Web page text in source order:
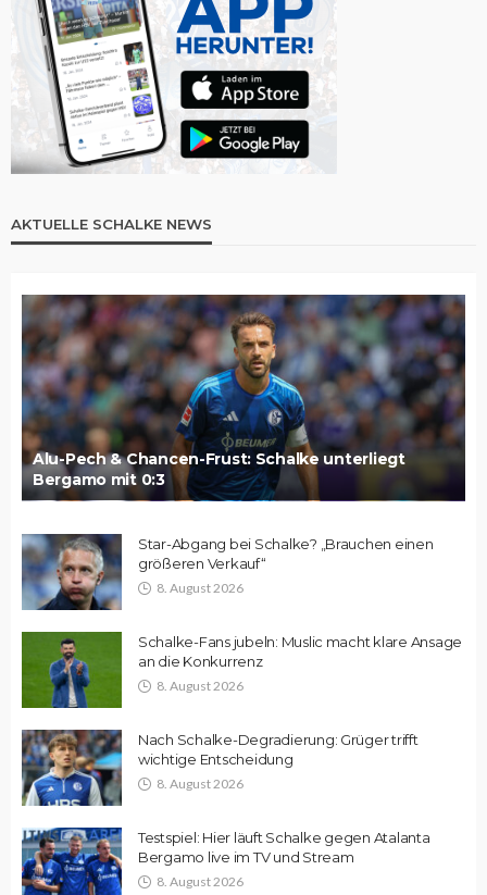
AKTUELLE SCHALKE NEWS
Alu-Pech & Chancen-Frust: Schalke unterliegt
Bergamo mit 0:3
Star-Abgang bei Schalke? „Brauchen einen
größeren Verkauf“
8. August 2026
Schalke-Fans jubeln: Muslic macht klare Ansage
an die Konkurrenz
8. August 2026
Nach Schalke-Degradierung: Grüger trifft
wichtige Entscheidung
8. August 2026
Testspiel: Hier läuft Schalke gegen Atalanta
Bergamo live im TV und Stream
8. August 2026